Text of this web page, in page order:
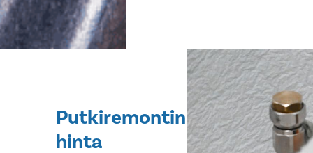
Putkiremontin
hinta